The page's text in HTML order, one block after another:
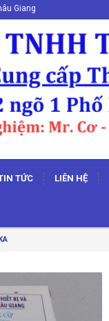
Giang
TỨC LIÊN HỆ